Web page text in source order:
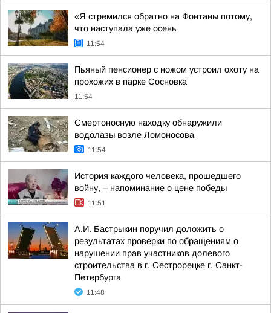
«Я стремился обратно на Фонтаны потому,
что наступала уже осень
11:54
Пьяный пенсионер с ножом устроил охоту на
прохожих в парке Сосновка
11:54
Смертоносную находку обнаружили
водолазы возле Ломоносова
11:54
История каждого человека, прошедшего
войну, – напоминание о цене победы
11:51
А.И. Бастрыкин поручил доложить о
результатах проверки по обращениям о
нарушении прав участников долевого
строительства в г. Сестрорецке г. Санкт-
Петербурга
11:48